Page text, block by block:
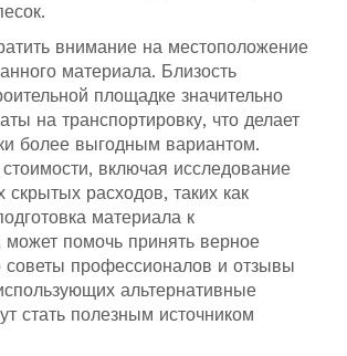
внимание на местоположение
материала. Близость
площадке значительно
на транспортировку, что делает
более выгодным вариантом.
включая исследование
расходов, таких как
материала к
может помочь принять верное
профессионалов и отзывы
альтернативные
стать полезным источником